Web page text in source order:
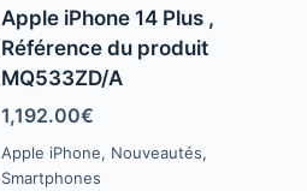
a
t
e
d
0
u
t
o
f
5
Apple iPhone 14 Plus ,
Référence du produit
MQ533ZD/A
1,192.00€
Apple iPhone, Nouveautés,
Smartphones